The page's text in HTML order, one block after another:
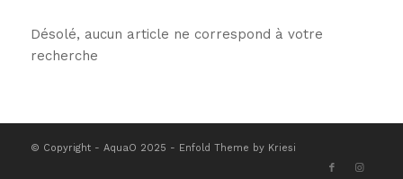
Désolé, aucun article ne correspond à votre
recherche
© Copyright - AquaO 2025 - Enfold Theme by Kriesi